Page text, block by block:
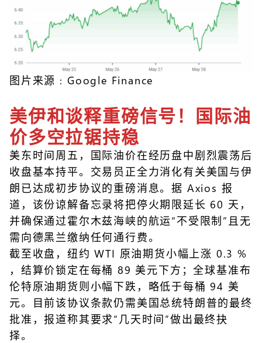
图片来源﹕Google Finance
美伊和谈释重磅信号！国际油
价多空拉锯持稳
美东时间周五，国际油价在经历盘中剧烈震荡后
收盘基本持平。交易员正全力消化有关美国与伊
朗已达成初步协议的重磅消息。据 Axios 报
道，该份谅解备忘录将把停火期限延长 60 天，
并确保通过霍尔木兹海峡的航运“不受限制”且无
需向德黑兰缴纳任何通行费。
截至收盘，纽约 WTI 原油期货小幅上涨 0.3 %
，结算价锁定在每桶 89 美元下方；全球基准布
伦特原油期货则小幅下跌，略低于每桶 94 美
元。目前该协议条款仍需美国总统特朗普的最终
批准，报道称其要求“几天时间”做出最终抉
择。